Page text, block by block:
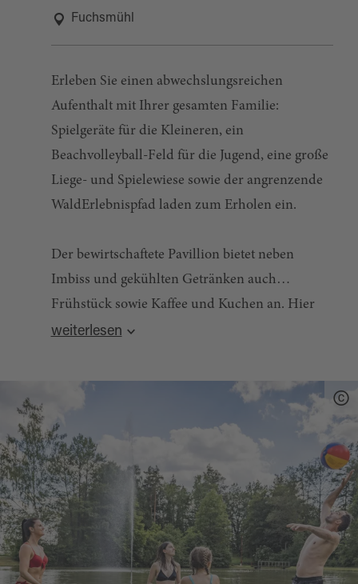
Fuchsmühl
Erleben Sie einen abwechslungsreichen
Aufenthalt mit Ihrer gesamten Familie:
Spielgeräte für die Kleineren, ein
Beachvolleyball-Feld für die Jugend, eine große
Liege- und Spielewiese sowie der angrenzende
WaldErlebnispfad laden zum Erholen ein.
Der bewirtschaftete Pavillion bietet neben
Imbiss und gekühlten Getränken auch
Frühstück sowie Kaffee und Kuchen an. Hier
finden Sie zudem Umkleideräume und
befindet sich ein kleiner Zelt- und
Campingplatz an dem Strom und fließendes
Wasser vorhanden sind.
Am Badweiher sind Hunde nur an der Leine
erlaubt, jedoch dürfen sie nicht ins Wasser.
Quelle:destination.one
weiterlesen